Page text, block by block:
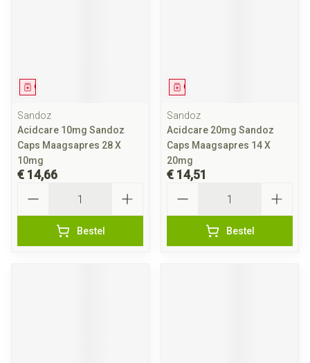
Geneesmiddel
Sandoz
Acidcare 10mg Sandoz
Caps Maagsapres 28 X
10mg
€ 14,66
Bestel
Geneesmiddel
Sandoz
Acidcare 20mg Sandoz
Caps Maagsapres 14 X
20mg
€ 14,51
Bestel